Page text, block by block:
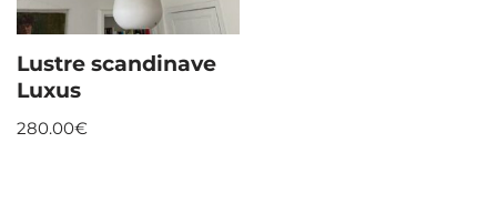
Lustre scandinave
Luxus
280.00€